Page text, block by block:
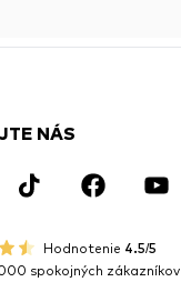
NÁS
Hodnotenie 4.5/5
spokojných zákazníkov